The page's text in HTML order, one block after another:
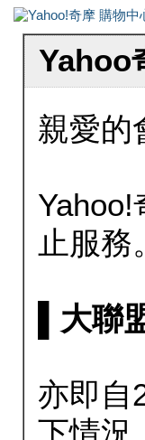
Yahoo
親愛的
止服務
▌大聯
亦即自
下情況